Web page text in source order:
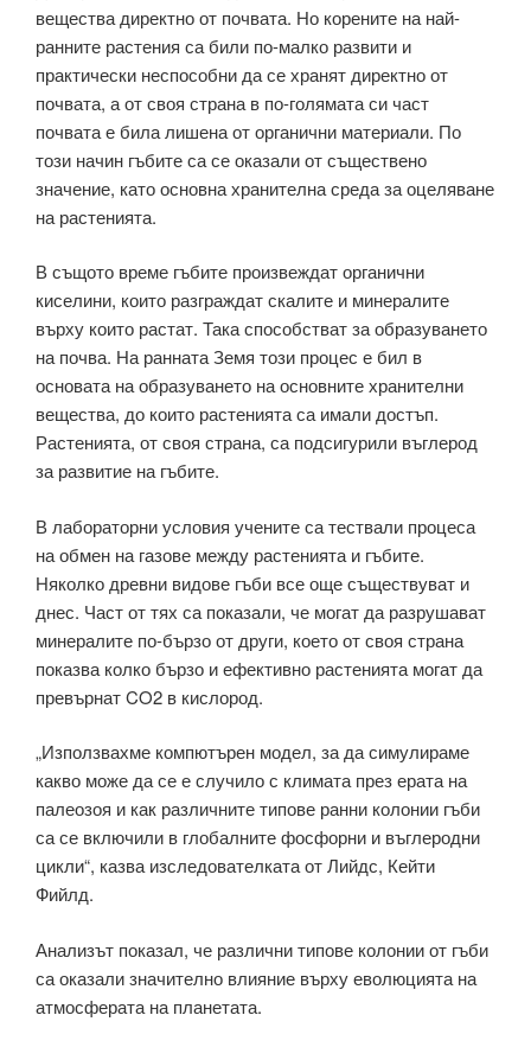
вещества директно от почвата. Но корените на най-
ранните растения са били по-малко развити и
практически неспособни да се хранят директно от
почвата, а от своя страна в по-голямата си част
почвата е била лишена от органични материали. По
този начин гъбите са се оказали от съществено
значение, като основна хранителна среда за оцеляване
на растенията.
В същото време гъбите произвеждат органични
киселини, които разграждат скалите и минералите
върху които растат. Така способстват за образуването
на почва. На ранната Земя този процес е бил в
основата на образуването на основните хранителни
вещества, до които растенията са имали достъп.
Растенията, от своя страна, са подсигурили въглерод
за развитие на гъбите.
В лабораторни условия учените са тествали процеса
на обмен на газове между растенията и гъбите.
Няколко древни видове гъби все още съществуват и
днес. Част от тях са показали, че могат да разрушават
минералите по-бързо от други, което от своя страна
показва колко бързо и ефективно растенията могат да
превърнат CO2 в кислород.
„Използвахме компютърен модел, за да симулираме
какво може да се е случило с климата през ерата на
палеозоя и как различните типове ранни колонии гъби
са се включили в глобалните фосфорни и въглеродни
цикли“, казва изследователката от Лийдс, Кейти
Фийлд.
Анализът показал, че различни типове колонии от гъби
са оказали значително влияние върху еволюцията на
атмосферата на планетата.